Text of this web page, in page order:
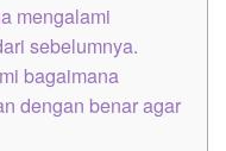
mengalami
sebelumnya.
bagaimana
dengan benar agar